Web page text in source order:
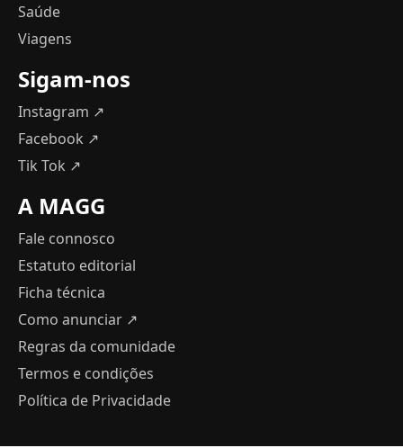
Saúde
Viagens
Sigam-nos
Instagram ↗
Facebook ↗
Tik Tok ↗
A MAGG
Fale connosco
Estatuto editorial
Ficha técnica
Como anunciar ↗
Regras da comunidade
Termos e condições
Política de Privacidade